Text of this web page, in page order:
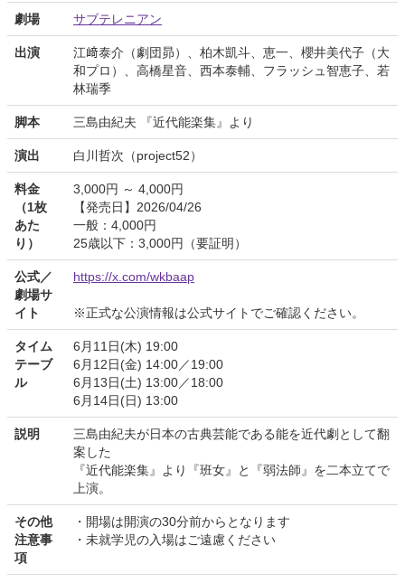
劇場 サブテレニアン
出演
江﨑泰介（劇団昴）、柏木凱斗、恵一、櫻井美代子（大
和プロ）、高橋星音、西本泰輔、フラッシュ智恵子、若
林瑞季
脚本 三島由紀夫 『近代能楽集』より
演出 白川哲次（project52）
料金
（1枚
あた
り）
3,000円 ～ 4,000円
【発売日】2026/04/26
一般：4,000円
25歳以下：3,000円（要証明）
公式／
劇場サ
イト
https://x.com/wkbaap
※正式な公演情報は公式サイトでご確認ください。
タイム
テーブ
ル
6月11日(木) 19:00
6月12日(金) 14:00／19:00
6月13日(土) 13:00／18:00
6月14日(日) 13:00
説明
三島由紀夫が日本の古典芸能である能を近代劇として翻
案した
『近代能楽集』より『班女』と『弱法師』を二本立てで
上演。
その他
注意事
項
・開場は開演の30分前からとなります
・未就学児の入場はご遠慮ください